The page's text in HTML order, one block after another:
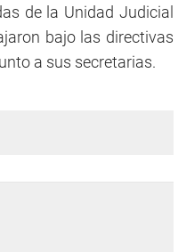
de la Unidad Judicial
bajo las directivas
a sus secretarias.